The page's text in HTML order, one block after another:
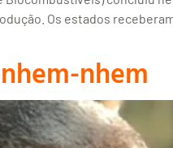
Os estados
nhem